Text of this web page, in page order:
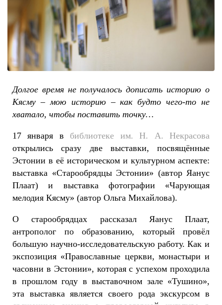
Долгое время не получалось дописать историю о
Кясму–мою историю–как будто чего-то не
хватало, чтобы поставить точку…
17 января в библиотеке им. Н. А. Некрасова
открылись сразу две выставки, посвящённые
Эстонии в её историческом и культурном аспекте:
выставка «Старообрядцы Эстонии» (автор Яанус
Плаат) и выставка фотографии «Чарующая
мелодия Кясму» (автор Ольга Михайлова).
О старообрядцах рассказал Яанус Плаат,
антрополог по образованию, который провёл
большую научно-исследовательскую работу. Как и
экспозиция «Православные церкви, монастыри и
часовни в Эстонии», которая с успехом проходила
в прошлом году в выставочном зале «Тушино»,
эта выставка является своего рода экскурсом в